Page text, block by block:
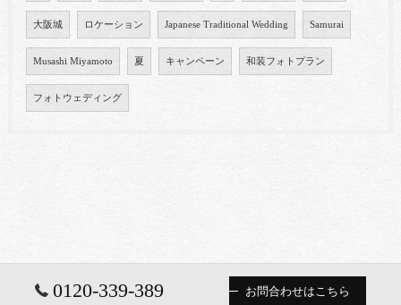
大阪城 ロケーション Japanese Traditional Wedding Samurai
Musashi Miyamoto 夏 キャンペーン 和装フォトプラン
フォトウェディング
0120-339-389 お問合わせはこちら